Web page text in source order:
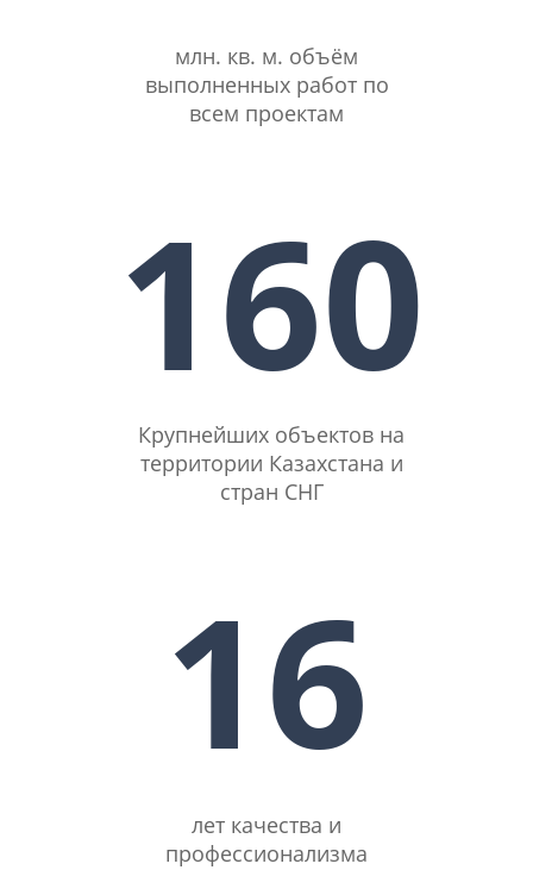
млн. кв. м. объём
выполненных работ по
всем проектам
160
Крупнейших объектов на
территории Казахстана и
стран СНГ
16
лет качества и
профессионализма